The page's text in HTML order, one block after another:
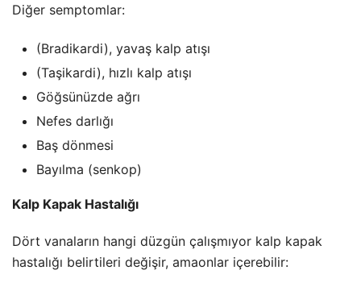
Diğer semptomlar:
(Bradikardi), yavaş kalp atışı
(Taşikardi), hızlı kalp atışı
Göğsünüzde ağrı
Nefes darlığı
Baş dönmesi
Bayılma (senkop)
Kalp Kapak Hastalığı
Dört vanaların hangi düzgün çalışmıyor kalp kapak
hastalığı belirtileri değişir, amaonlar içerebilir: